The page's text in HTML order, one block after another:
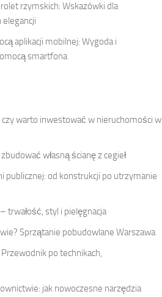
rzymskich: Wskazówki dla
elegancji
aplikacji mobilnej: Wygoda i
smartfona
warto inwestować w nieruchomości w
własną ścianę z cegieł
publicznej: od konstrukcji po utrzymanie
trwałość, styl i pielęgnacja
Sprzątanie pobudowlane Warszawa
po technikach,
jak nowoczesne narzędzia